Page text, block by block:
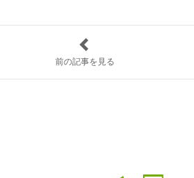
前の記事を見る